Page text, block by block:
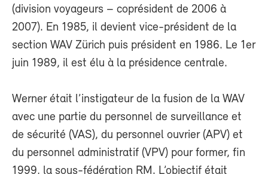
(division voyageurs – coprésident de 2006 à
2007). En 1985, il devient vice-président de la
section WAV Zürich puis président en 1986. Le 1er
juin 1989, il est élu à la présidence centrale.
Werner était l’instigateur de la fusion de la WAV
avec une partie du personnel de surveillance et
de sécurité (VAS), du personnel ouvrier (APV) et
du personnel administratif (VPV) pour former, fin
1999, la sous-fédération RM. L’objectif était